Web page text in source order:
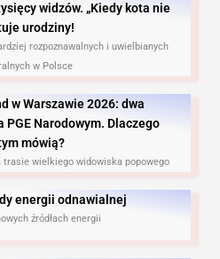
widzów. „Kiedy kota nie
urodziny!
rozpoznawalnych i uwielbianych
w Polsce
w Warszawie 2026: dwa
PGE Narodowym. Dlaczego
mówią?
trasie wielkiego widowiska popowego
energii odnawialnej
źródłach energii